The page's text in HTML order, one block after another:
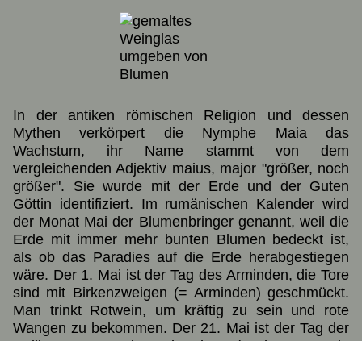
In der antiken römischen Religion und dessen
Mythen verkörpert die Nymphe Maia das
Wachstum, ihr Name stammt von dem
vergleichenden Adjektiv maius, major "größer, noch
größer". Sie wurde mit der Erde und der Guten
Göttin identifiziert. Im rumänischen Kalender wird
der Monat Mai der Blumenbringer genannt, weil die
Erde mit immer mehr bunten Blumen bedeckt ist,
als ob das Paradies auf die Erde herabgestiegen
wäre. Der 1. Mai ist der Tag des Arminden, die Tore
sind mit Birkenzweigen (= Arminden) geschmückt.
Man trinkt Rotwein, um kräftig zu sein und rote
Wangen zu bekommen. Der 21. Mai ist der Tag der